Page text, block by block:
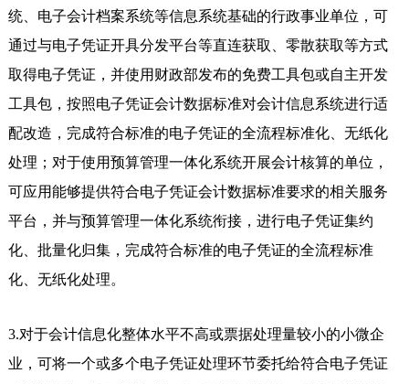
统、电子会计档案系统等信息系统基础的行政事业单位，可
通过与电子凭证开具分发平台等直连获取、零散获取等方式
取得电子凭证，并使用财政部发布的免费工具包或自主开发
工具包，按照电子凭证会计数据标准对会计信息系统进行适
配改造，完成符合标准的电子凭证的全流程标准化、无纸化
处理；对于使用预算管理一体化系统开展会计核算的单位，
可应用能够提供符合电子凭证会计数据标准要求的相关服务
平台，并与预算管理一体化系统衔接，进行电子凭证集约
化、批量化归集，完成符合标准的电子凭证的全流程标准
化、无纸化处理。
3.对于会计信息化整体水平不高或票据处理量较小的小微企
业，可将一个或多个电子凭证处理环节委托给符合电子凭证